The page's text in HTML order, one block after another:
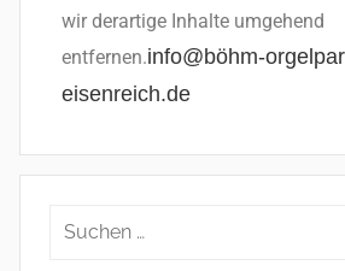
wir derartige Inhalte umgehend
entfernen.info@böhm-
eisenreich.de